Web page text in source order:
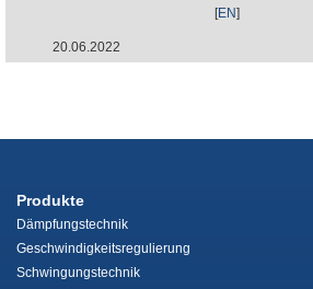
[EN]
20.06.2022
Produkte
Dämpfungstechnik
Geschwindigkeitsregulierung
Schwingungstechnik